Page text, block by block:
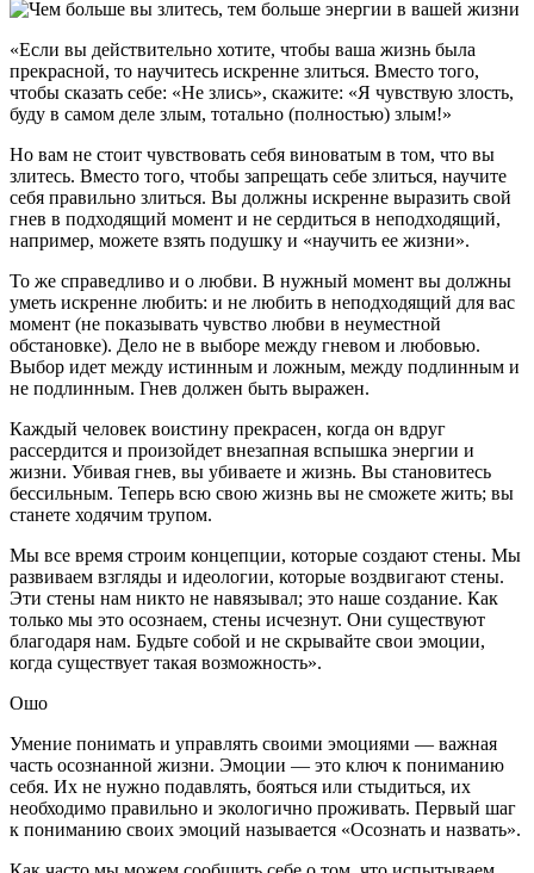
«Если вы действительно хотите, чтобы ваша жизнь была
прекрасной, то научитесь искренне злиться. Вместо того,
чтобы сказать себе: «Не злись», скажите: «Я чувствую злость,
буду в самом деле злым, тотально (полностью) злым!»
Но вам не стоит чувствовать себя виноватым в том, что вы
злитесь. Вместо того, чтобы запрещать себе злиться, научите
себя правильно злиться. Вы должны искренне выразить свой
гнев в подходящий момент и не сердиться в неподходящий,
например, можете взять подушку и «научить ее жизни».
То же справедливо и о любви. В нужный момент вы должны
уметь искренне любить: и не любить в неподходящий для вас
момент (не показывать чувство любви в неуместной
обстановке). Дело не в выборе между гневом и любовью.
Выбор идет между истинным и ложным, между подлинным и
не подлинным. Гнев должен быть выражен.
Каждый человек воистину прекрасен, когда он вдруг
рассердится и произойдет внезапная вспышка энергии и
жизни. Убивая гнев, вы убиваете и жизнь. Вы становитесь
бессильным. Теперь всю свою жизнь вы не сможете жить; вы
станете ходячим трупом.
Мы все время строим концепции, которые создают стены. Мы
развиваем взгляды и идеологии, которые воздвигают стены.
Эти стены нам никто не навязывал; это наше создание. Как
только мы это осознаем, стены исчезнут. Они существуют
благодаря нам. Будьте собой и не скрывайте свои эмоции,
когда существует такая возможность».
Ошо
Умение понимать и управлять своими эмоциями — важная
часть осознанной жизни. Эмоции — это ключ к пониманию
себя. Их не нужно подавлять, бояться или стыдиться, их
необходимо правильно и экологично проживать. Первый шаг
к пониманию своих эмоций называется «Осознать и назвать».